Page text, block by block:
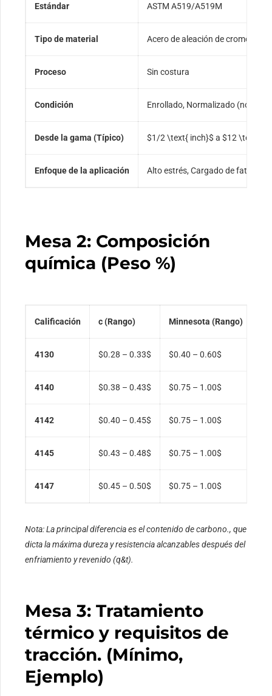
Estándar ASTM A519/A519M
Tipo de material Acero de aleación de cromo-
Proceso Sin costura
Condición Enrollado, Normalizado (norte),
Desde la gama (Típico) $1/2 \text{ inch}$ a$12 \text{
Enfoque de la aplicación Alto estrés, Cargado de fatiga,
Mesa 2: Composición
química (Peso %)
Calificación c (Rango) Minnesota (Rango)
4130 $0.28 – 0.33$ $0.40 – 0.60$
4140 $0.38 – 0.43$ $0.75 – 1.00$
4142 $0.40 – 0.45$ $0.75 – 1.00$
4145 $0.43 – 0.48$ $0.75 – 1.00$
4147 $0.45 – 0.50$ $0.75 – 1.00$
Nota: La principal diferencia es el contenido de carbono., que
dicta la máxima dureza y resistencia alcanzables después del
enfriamiento y revenido (q&t).
Mesa 3: Tratamiento
térmico y requisitos de
tracción. (Mínimo,
Ejemplo)